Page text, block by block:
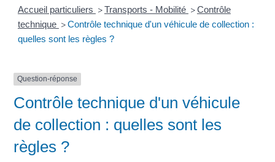
Accueil particuliers >Transports - Mobilité >Contrôle
technique >Contrôle technique d'un véhicule de collection :
quelles sont les règles ?
Question-réponse
Contrôle technique d'un véhicule
de collection : quelles sont les
règles ?